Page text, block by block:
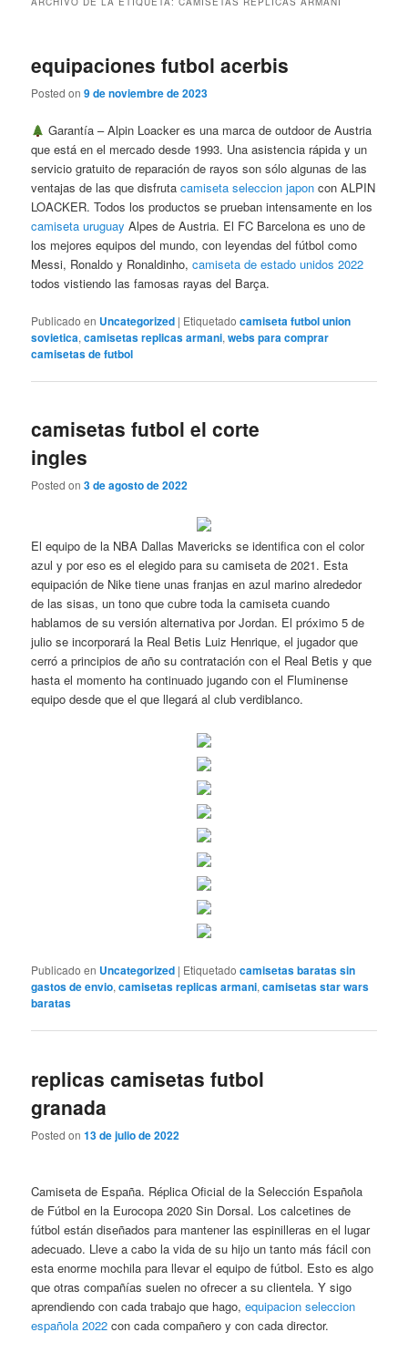
equipaciones futbol acerbis
Posted on9 de noviembre de 2023
Garantía – Alpin Loacker es una marca de outdoor de Austria
que está en el mercado desde 1993. Una asistencia rápida y un
servicio gratuito de reparación de rayos son sólo algunas de las
ventajas de las que disfrutacamiseta seleccion japon con ALPIN
LOACKER. Todos los productos se prueban intensamente en los
camiseta uruguay Alpes de Austria. El FC Barcelona es uno de
los mejores equipos del mundo, con leyendas del fútbol como
Messi, Ronaldo y Ronaldinho,camiseta de estado unidos 2022
todos vistiendo las famosas rayas del Barça.
Publicado en Uncategorized | Etiquetado camiseta futbol union
sovietica,camisetas replicas armani,webs para comprar
camisetas de futbol
camisetas futbol el corte
ingles
Posted on3 de agosto de 2022
El equipo de la NBA Dallas Mavericks se identifica con el color
azul y por eso es el elegido para su camiseta de 2021. Esta
equipación de Nike tiene unas franjas en azul marino alrededor
de las sisas, un tono que cubre toda la camiseta cuando
hablamos de su versión alternativa por Jordan. El próximo 5 de
julio se incorporará la Real Betis Luiz Henrique, el jugador que
cerró a principios de año su contratación con el Real Betis y que
hasta el momento ha continuado jugando con el Fluminense
equipo desde que el que llegará al club verdiblanco.
Publicado en Uncategorized | Etiquetado camisetas baratas sin
gastos de envio,camisetas replicas armani,camisetas star wars
baratas
replicas camisetas futbol
granada
Posted on13 de julio de 2022
Camiseta de España. Réplica Oficial de la Selección Española
de Fútbol en la Eurocopa 2020 Sin Dorsal. Los calcetines de
fútbol están diseñados para mantener las espinilleras en el lugar
adecuado. Lleve a cabo la vida de su hijo un tanto más fácil con
esta enorme mochila para llevar el equipo de fútbol. Esto es algo
que otras compañías suelen no ofrecer a su clientela. Y sigo
aprendiendo con cada trabajo que hago,equipacion seleccion
española 2022 con cada compañero y con cada director.